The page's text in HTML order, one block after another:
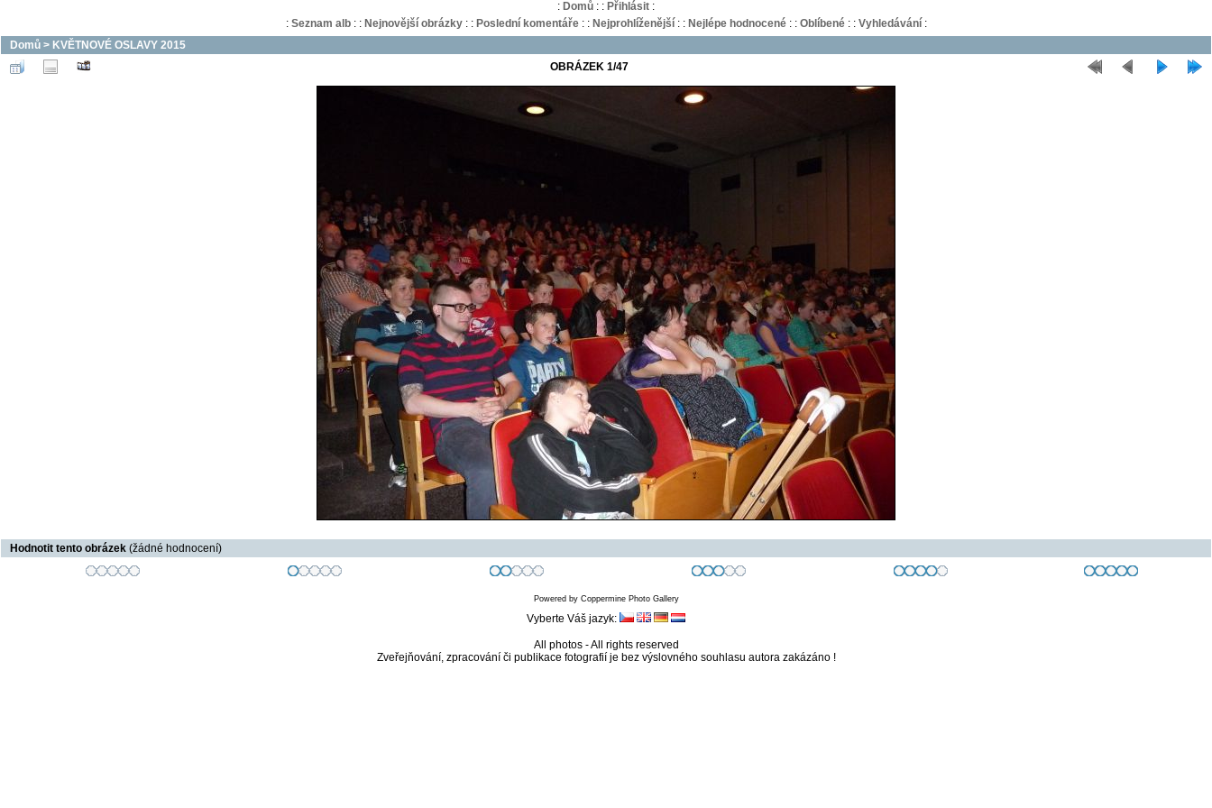
: Domů : : Přihlásit :
: Seznam alb: : Nejnovější obrázky: : Poslední komentáře: : Nejprohlíženější: : Nejlépe hodnocené: : Oblíbené: : Vyhledávání:
Domů > KVĚTNOVÉ OSLAVY 2015
OBRÁZEK 1/47
Hodnotit tento obrázek (žádné hodnocení)
Powered by Coppermine Photo Gallery
Vyberte Váš jazyk:
All photos - All rights reserved
Zveřejňování, zpracování či publikace fotografií je bez výslovného souhlasu autora zakázáno !